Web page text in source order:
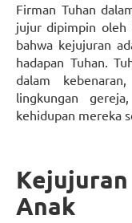
Firman Tuhan
jujur dipimpin oleh
bahwa kejujuran
hadapan Tuhan.
dalam
lingkungan
kehidupan mereka
Anak